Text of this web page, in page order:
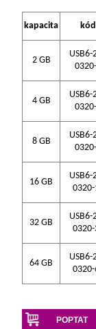
kapacita kód
2 GB
USB6-
4 GB
USB6-
8 GB
USB6-
16 GB
USB6-
32 GB
USB6-
64 GB
USB6-
POPTAT